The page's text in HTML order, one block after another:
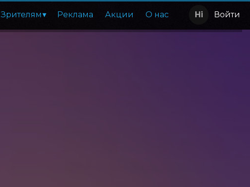
Зрителям Реклама Акции О нас Войти